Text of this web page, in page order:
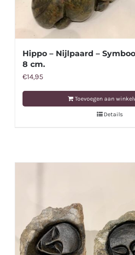
Hippo – Nijlpaard –
8 cm.
€14,95
Toevoegen aan
Details